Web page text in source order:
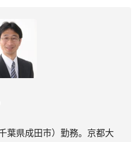
葉県成田市）勤務。京都大